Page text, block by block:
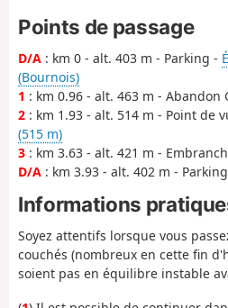
Points de passage
D/A : km 0 - alt. 403 m - Parking -
(Bournois)
1 : km 0.96 - alt. 463 m - Abandon
2 : km 1.93 - alt. 514 m - Point de
(515 m)
3 : km 3.63 - alt. 421 m -
D/A : km 3.93 - alt. 402 m - Parking
Informations
Soyez attentifs lorsque vous
couchés (nombreux en cette fin
soient pas en équilibre instable